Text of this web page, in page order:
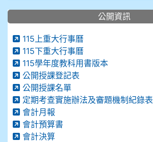
公開資訊
115上重大行事曆
115下重大行事曆
115學年度教科用書版本
公開授課登記表
公開授課名單
定期考查實施辦法及審題機制紀錄表
會計月報
會計預算書
會計決算